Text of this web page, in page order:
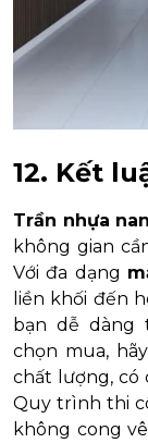
12. Kết
Trần nhựa
không gian
Với đa dạng
liền khối đến
bạn dễ dàng
chọn mua,
chất lượng, có
Quy trình thi
không cong